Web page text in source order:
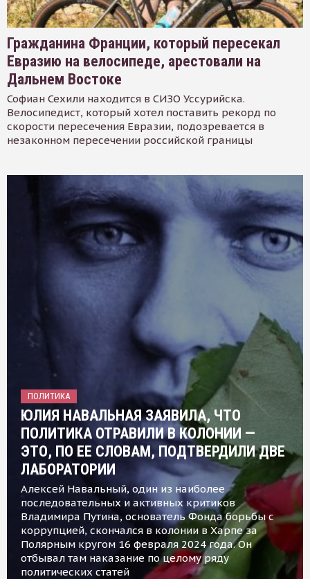
Гражданина Франции, который пересекал
Евразию на велосипеде, арестовали на
Дальнем Востоке
Софиан Сехили находится в СИЗО Уссурийска.
Велосипедист, который хотел поставить рекорд по
скорости пересечения Евразии, подозревается в
незаконном пересечении российской границы
ПОЛИТИКА
ЮЛИЯ НАВАЛЬНАЯ ЗАЯВИЛА, ЧТО
ПОЛИТИКА ОТРАВИЛИ В КОЛОНИИ —
ЭТО, ПО ЕЕ СЛОВАМ, ПОДТВЕРДИЛИ ДВЕ
ЛАБОРАТОРИИ
Алексей Навальный, один из наиболее
последовательных и активных критиков
Владимира Путина, основатель Фонда борьбы с
коррупцией, скончался в колонии в Харпе за
Полярным кругом 16 февраля 2024 года. Он
отбывал там наказание по целому ряду
политических статей